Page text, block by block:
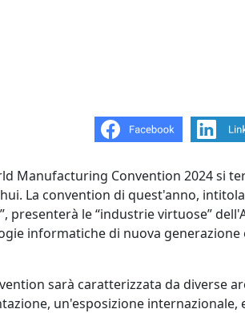
Manufacturing Convention 2024 si
La convention di quest'anno,
presenterà le “industrie virtuose”
informatiche di nuova
sarà caratterizzata da diverse
un'esposizione